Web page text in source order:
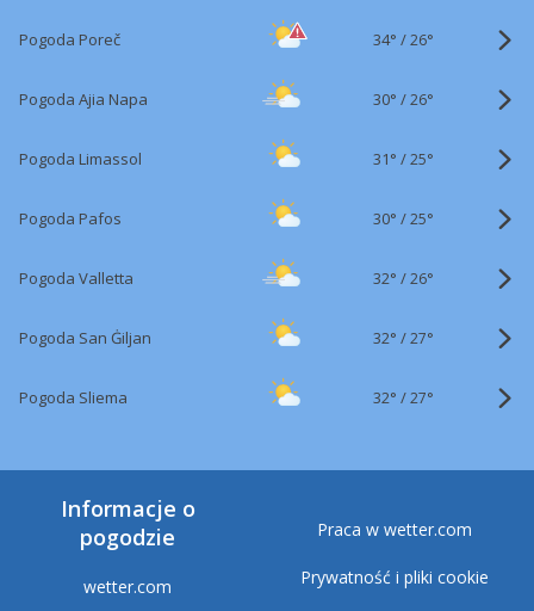
Pogoda Poreč 34° /26°
Pogoda Ajia Napa 30° /26°
Pogoda Limassol 31° /25°
Pogoda Pafos 30° /25°
Pogoda Valletta 32° /26°
Pogoda San Ġiljan 32° /27°
Pogoda Sliema 32° /27°
Informacje o
pogodzie
wetter.com
Praca w wetter.com
Prywatność i pliki cookie